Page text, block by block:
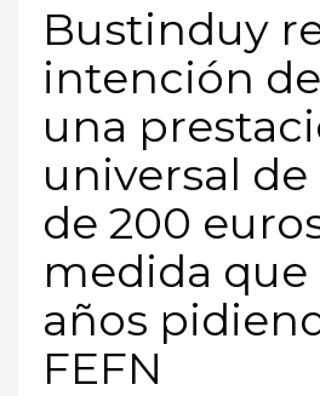
Bustinduy
intención
una
universal de
de 200
medida que
años
FEFN